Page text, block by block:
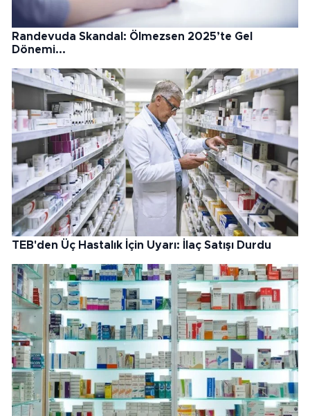
Randevuda Skandal: Ölmezsen 2025’te Gel
Dönemi...
TEB'den Üç Hastalık İçin Uyarı: İlaç Satışı Durdu